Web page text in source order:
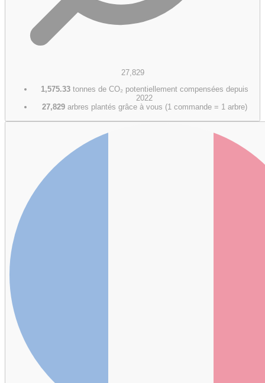
27,829
1,575.33tonnes de CO₂ potentiellement compensées depuis
2022
27,829 arbres plantés grâce à vous (1 commande = 1 arbre)